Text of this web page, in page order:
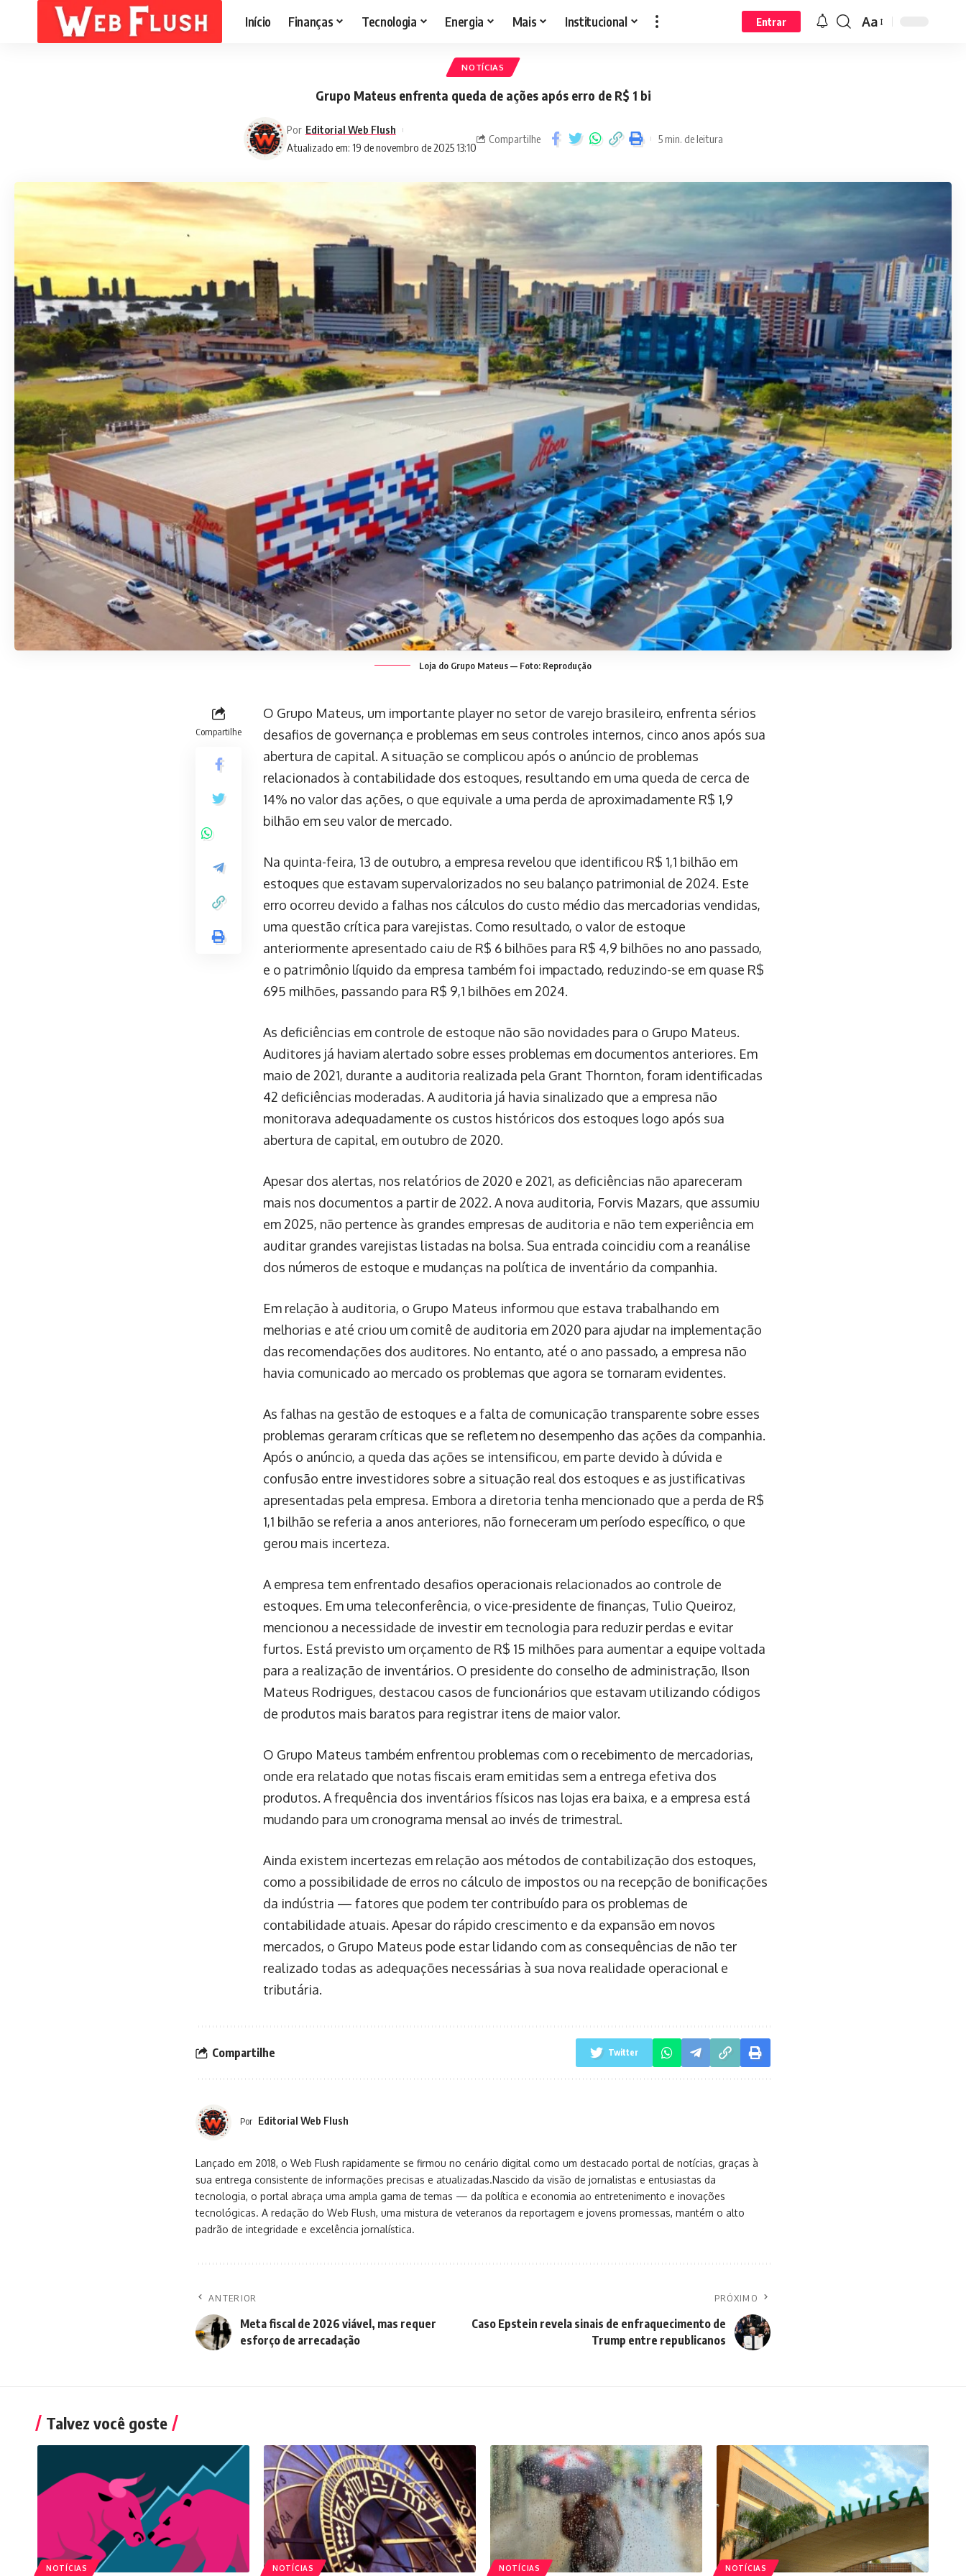
Início Finanças Tecnologia Energia Mais Institucional Entrar Aa
NOTÍCIAS
Grupo Mateus enfrenta queda de ações após erro de R$ 1 bi
Atualizado em: 19 de novembro de 2025 13:10
Por Editorial Web Flush
Compartilhe 5 min. de leitura
Loja do Grupo Mateus — Foto: Reprodução
Compartilhe
O Grupo Mateus, um importante player no setor de varejo brasileiro, enfrenta sérios
desafios de governança e problemas em seus controles internos, cinco anos após sua
abertura de capital. A situação se complicou após o anúncio de problemas
relacionados à contabilidade dos estoques, resultando em uma queda de cerca de
14% no valor das ações, o que equivale a uma perda de aproximadamente R$ 1,9
bilhão em seu valor de mercado.
Na quinta-feira, 13 de outubro, a empresa revelou que identificou R$ 1,1 bilhão em
estoques que estavam supervalorizados no seu balanço patrimonial de 2024. Este
erro ocorreu devido a falhas nos cálculos do custo médio das mercadorias vendidas,
uma questão crítica para varejistas. Como resultado, o valor de estoque
anteriormente apresentado caiu de R$ 6 bilhões para R$ 4,9 bilhões no ano passado,
e o patrimônio líquido da empresa também foi impactado, reduzindo-se em quase R$
695 milhões, passando para R$ 9,1 bilhões em 2024.
As deficiências em controle de estoque não são novidades para o Grupo Mateus.
Auditores já haviam alertado sobre esses problemas em documentos anteriores. Em
maio de 2021, durante a auditoria realizada pela Grant Thornton, foram identificadas
42 deficiências moderadas. A auditoria já havia sinalizado que a empresa não
monitorava adequadamente os custos históricos dos estoques logo após sua
abertura de capital, em outubro de 2020.
Apesar dos alertas, nos relatórios de 2020 e 2021, as deficiências não apareceram
mais nos documentos a partir de 2022. A nova auditoria, Forvis Mazars, que assumiu
em 2025, não pertence às grandes empresas de auditoria e não tem experiência em
auditar grandes varejistas listadas na bolsa. Sua entrada coincidiu com a reanálise
dos números de estoque e mudanças na política de inventário da companhia.
Em relação à auditoria, o Grupo Mateus informou que estava trabalhando em
melhorias e até criou um comitê de auditoria em 2020 para ajudar na implementação
das recomendações dos auditores. No entanto, até o ano passado, a empresa não
havia comunicado ao mercado os problemas que agora se tornaram evidentes.
As falhas na gestão de estoques e a falta de comunicação transparente sobre esses
problemas geraram críticas que se refletem no desempenho das ações da companhia.
Após o anúncio, a queda das ações se intensificou, em parte devido à dúvida e
confusão entre investidores sobre a situação real dos estoques e as justificativas
apresentadas pela empresa. Embora a diretoria tenha mencionado que a perda de R$
1,1 bilhão se referia a anos anteriores, não forneceram um período específico, o que
gerou mais incerteza.
A empresa tem enfrentado desafios operacionais relacionados ao controle de
estoques. Em uma teleconferência, o vice-presidente de finanças, Tulio Queiroz,
mencionou a necessidade de investir em tecnologia para reduzir perdas e evitar
furtos. Está previsto um orçamento de R$ 15 milhões para aumentar a equipe voltada
para a realização de inventários. O presidente do conselho de administração, Ilson
Mateus Rodrigues, destacou casos de funcionários que estavam utilizando códigos
de produtos mais baratos para registrar itens de maior valor.
O Grupo Mateus também enfrentou problemas com o recebimento de mercadorias,
onde era relatado que notas fiscais eram emitidas sem a entrega efetiva dos
produtos. A frequência dos inventários físicos nas lojas era baixa, e a empresa está
mudando para um cronograma mensal ao invés de trimestral.
Ainda existem incertezas em relação aos métodos de contabilização dos estoques,
como a possibilidade de erros no cálculo de impostos ou na recepção de bonificações
da indústria — fatores que podem ter contribuído para os problemas de
contabilidade atuais. Apesar do rápido crescimento e da expansão em novos
mercados, o Grupo Mateus pode estar lidando com as consequências de não ter
realizado todas as adequações necessárias à sua nova realidade operacional e
tributária.
Compartilhe Twitter
Por Editorial Web Flush
Lançado em 2018, o Web Flush rapidamente se firmou no cenário digital como um destacado portal de notícias, graças à
sua entrega consistente de informações precisas e atualizadas.Nascido da visão de jornalistas e entusiastas da
tecnologia, o portal abraça uma ampla gama de temas — da política e economia ao entretenimento e inovações
tecnológicas. A redação do Web Flush, uma mistura de veteranos da reportagem e jovens promessas, mantém o alto
padrão de integridade e excelência jornalística.
ANTERIOR
Meta fiscal de 2026 viável, mas requer
esforço de arrecadação
PRÓXIMO
Caso Epstein revela sinais de enfraquecimento de
Trump entre republicanos
Talvez você goste
NOTÍCIAS NOTÍCIAS NOTÍCIAS NOTÍCIAS